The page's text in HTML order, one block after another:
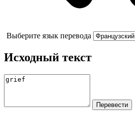
Выберите язык перевода
Исходный текст